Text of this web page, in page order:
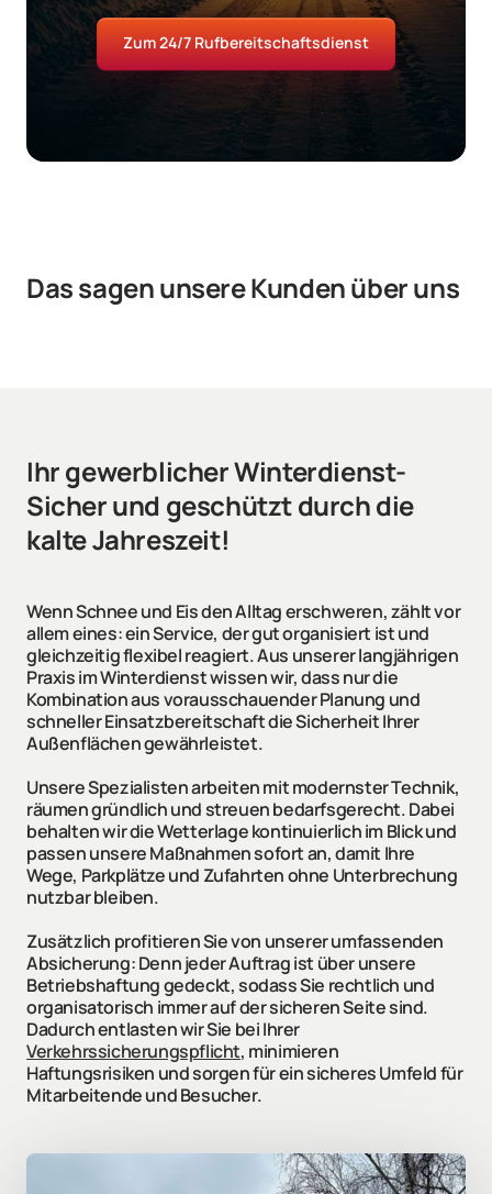
Zum 24/7 Rufbereitschaftsdienst
Das sagen unsere Kunden über uns
Ihr gewerblicher Winterdienst-
Sicher und geschützt durch die
kalte Jahreszeit!
Wenn Schnee und Eis den Alltag erschweren, zählt vor
allem eines: ein Service, der gut organisiert ist und
gleichzeitig flexibel reagiert. Aus unserer langjährigen
Praxis im Winterdienst wissen wir, dass nur die
Kombination aus vorausschauender Planung und
schneller Einsatzbereitschaft die Sicherheit Ihrer
Außenflächen gewährleistet.
Unsere Spezialisten arbeiten mit modernster Technik,
räumen gründlich und streuen bedarfsgerecht. Dabei
behalten wir die Wetterlage kontinuierlich im Blick und
passen unsere Maßnahmen sofort an, damit Ihre
Wege, Parkplätze und Zufahrten ohne Unterbrechung
nutzbar bleiben.
Zusätzlich profitieren Sie von unserer umfassenden
Absicherung: Denn jeder Auftrag ist über unsere
Betriebshaftung gedeckt, sodass Sie rechtlich und
organisatorisch immer auf der sicheren Seite sind.
Verkehrssicherungspflicht, minimieren
Haftungsrisiken und sorgen für ein sicheres Umfeld für
Mitarbeitende und Besucher.